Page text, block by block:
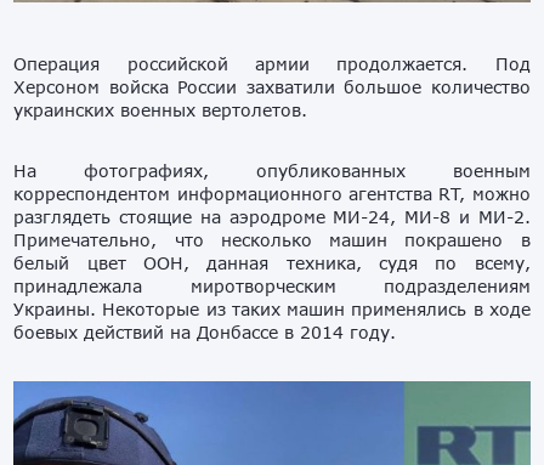
Операция российской армии продолжается. Под
Херсоном войска России захватили большое количество
украинских военных вертолетов.
На фотографиях, опубликованных военным
корреспондентом информационного агентства RT, можно
разглядеть стоящие на аэродроме МИ-24, МИ-8 и МИ-2.
Примечательно, что несколько машин покрашено в
белый цвет ООН, данная техника, судя по всему,
принадлежала миротворческим подразделениям
Украины. Некоторые из таких машин применялись в ходе
боевых действий на Донбассе в 2014 году.